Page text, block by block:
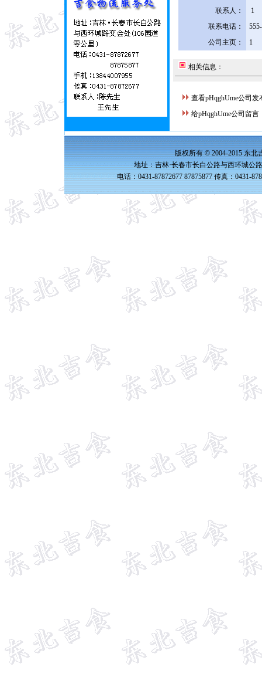
联系人：
1
联系电话：
公司主页：
1
相关信息：
查看pHqghUme公司发
给pHqghUme公司留言
版权所有 © 2004-2015 东北
地址：吉林·长春市长白公路与西环城公
电话：0431-87872677 87875877 传真：0431-